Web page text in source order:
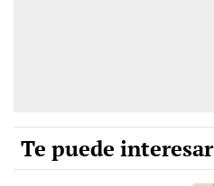
Te puede interesar